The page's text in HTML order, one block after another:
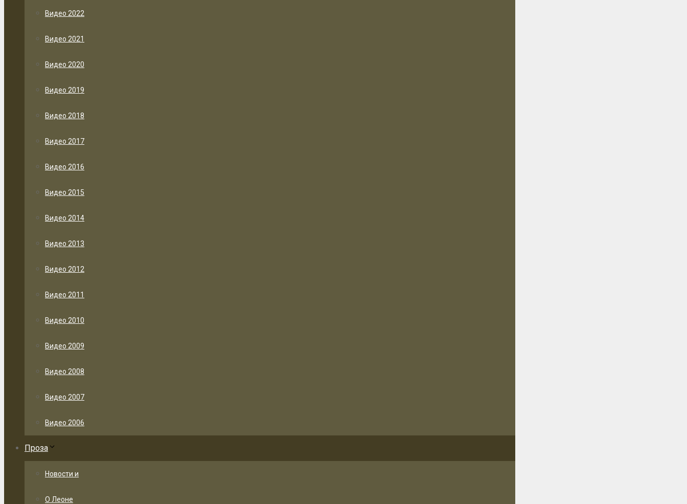
Видео 2022
Видео 2021
Видео 2020
Видео 2019
Видео 2018
Видео 2017
Видео 2016
Видео 2015
Видео 2014
Видео 2013
Видео 2012
Видео 2011
Видео 2010
Видео 2009
Видео 2008
Видео 2007
Видео 2006
Проза
Новости и
О Леоне